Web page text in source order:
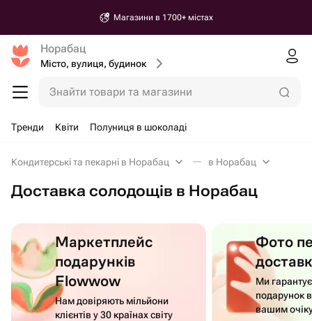
Магазини в 1700+ містах
Норабац
Місто, вулиця, будинок
Знайти товари та магазини
Тренди Квіти Полуниця в шоколаді
Кондитерські та пекарні в Норабац в Норабац
Доставка солодощів в Норабац
Маркетплейс
подарунків
Flowwow
Нам довіряють мільйони
клієнтів у 30 країнах світу
Фото
Ми
подарунок
вашим